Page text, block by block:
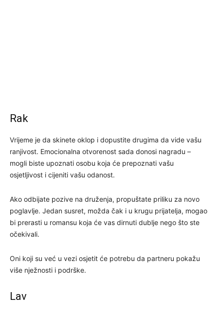
Rak
Vrijeme je da skinete oklop i dopustite drugima da vide vašu
ranjivost. Emocionalna otvorenost sada donosi nagradu –
mogli biste upoznati osobu koja će prepoznati vašu
osjetljivost i cijeniti vašu odanost.
Ako odbijate pozive na druženja, propuštate priliku za novo
poglavlje. Jedan susret, možda čak i u krugu prijatelja, mogao
bi prerasti u romansu koja će vas dirnuti dublje nego što ste
očekivali.
Oni koji su već u vezi osjetit će potrebu da partneru pokažu
više nježnosti i podrške.
Lav